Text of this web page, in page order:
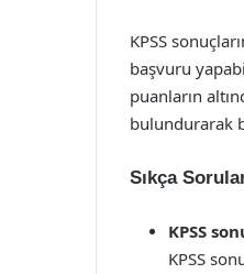
KPSS
başvuru
puanların
bulundurarak
Sıkça
KPSS
KPSS